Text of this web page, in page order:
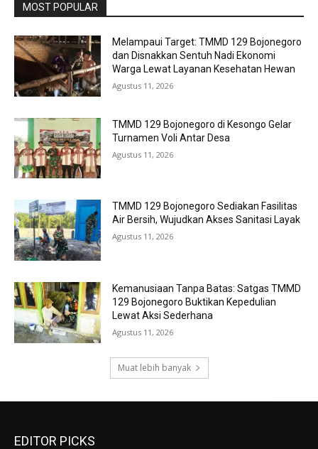
MOST POPULAR
Melampaui Target: TMMD 129 Bojonegoro
dan Disnakkan Sentuh Nadi Ekonomi
Warga Lewat Layanan Kesehatan Hewan
Agustus 11, 2026
TMMD 129 Bojonegoro di Kesongo Gelar
Turnamen Voli Antar Desa
Agustus 11, 2026
TMMD 129 Bojonegoro Sediakan Fasilitas
Air Bersih, Wujudkan Akses Sanitasi Layak
Agustus 11, 2026
Kemanusiaan Tanpa Batas: Satgas TMMD
129 Bojonegoro Buktikan Kepedulian
Lewat Aksi Sederhana
Agustus 11, 2026
Muat lebih banyak
EDITOR PICKS